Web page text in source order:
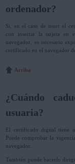
ordenador?
Si, en el caso de tener el
con insertar la tarjeta en
navegador, es necesario
certificado en el navegador
Arriba
¿Cuándo
usuaria?
El certificado digital tiene
Puede comprobar la
navegador.
También puede hacerlo